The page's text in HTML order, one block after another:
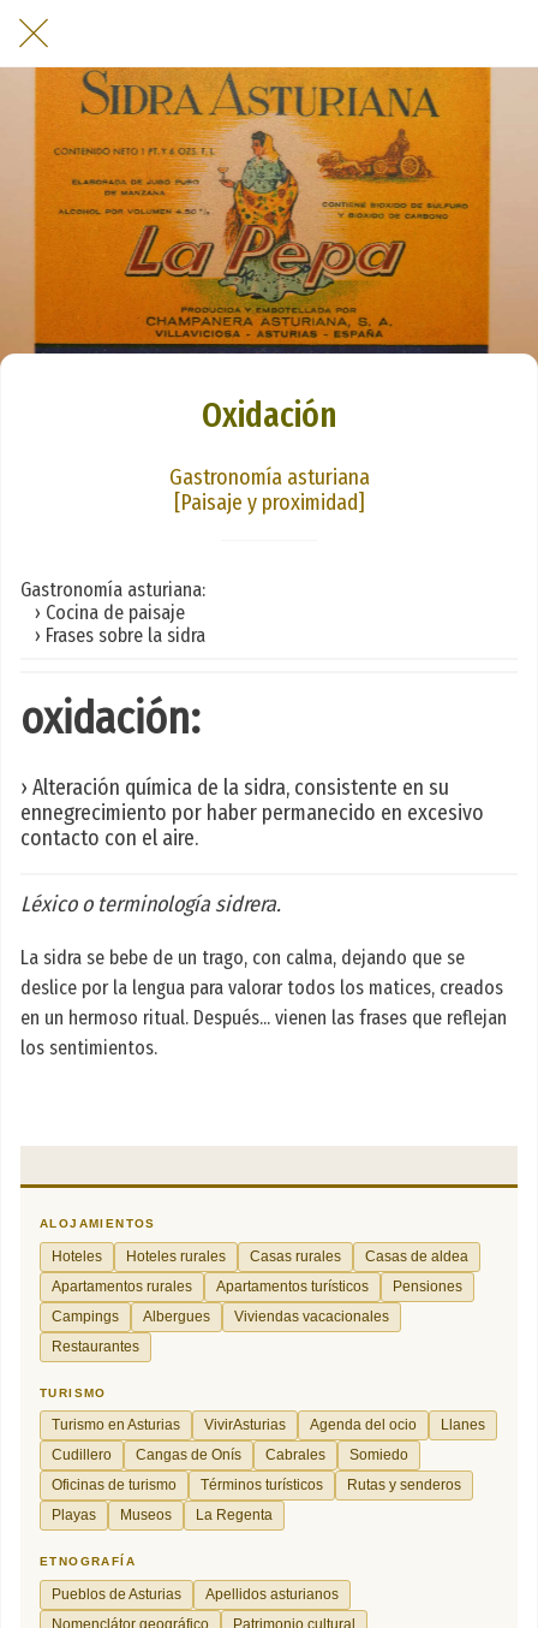
Oxidación
Gastronomía asturiana
[Paisaje y proximidad]
Gastronomía asturiana:
› Cocina de paisaje
› Frases sobre la sidra
oxidación:
› Alteración química de la sidra, consistente en su
ennegrecimiento por haber permanecido en excesivo
contacto con el aire.
Léxico o terminología sidrera.
La sidra se bebe de un trago, con calma, dejando que se
deslice por la lengua para valorar todos los matices, creados
en un hermoso ritual. Después... vienen las frases que reflejan
los sentimientos.